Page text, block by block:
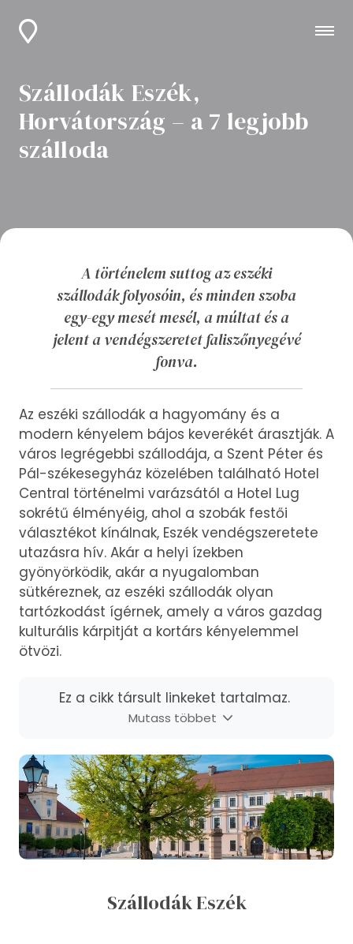
Szállodák Eszék,
Horvátország – a 7 legjobb
szálloda
A történelem suttog az eszéki
szállodák folyosóin, és minden szoba
egy-egy mesét mesél, a múltat és a
jelent a vendégszeretet faliszőnyegévé
fonva.
Az eszéki szállodák a hagyomány és a
modern kényelem bájos keverékét árasztják. A
város legrégebbi szállodája, a Szent Péter és
Pál-székesegyház közelében található Hotel
Central történelmi varázsától a Hotel Lug
sokrétű élményéig, ahol a szobák festői
választékot kínálnak, Eszék vendégszeretete
utazásra hív. Akár a helyi ízekben
gyönyörködik, akár a nyugalomban
sütkéreznek, az eszéki szállodák olyan
tartózkodást ígérnek, amely a város gazdag
kulturális kárpitját a kortárs kényelemmel
ötvözi.
Ez a cikk társult linkeket tartalmaz.
Mutass többet
Szállodák Eszék